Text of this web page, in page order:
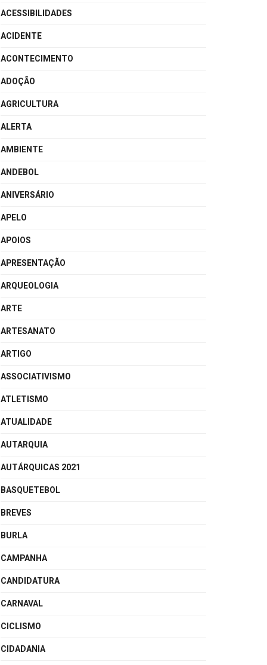
ACESSIBILIDADES
ACIDENTE
ACONTECIMENTO
ADOÇÃO
AGRICULTURA
ALERTA
AMBIENTE
ANDEBOL
ANIVERSÁRIO
APELO
APOIOS
APRESENTAÇÃO
ARQUEOLOGIA
ARTE
ARTESANATO
ARTIGO
ASSOCIATIVISMO
ATLETISMO
ATUALIDADE
AUTARQUIA
AUTÁRQUICAS 2021
BASQUETEBOL
BREVES
BURLA
CAMPANHA
CANDIDATURA
CARNAVAL
CICLISMO
CIDADANIA